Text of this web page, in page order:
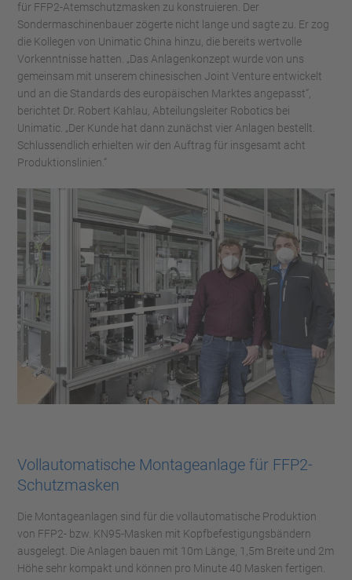
für FFP2-Atemschutzmasken zu konstruieren. Der
Sondermaschinenbauer zögerte nicht lange und sagte zu. Er zog
die Kollegen von Unimatic China hinzu, die bereits wertvolle
Vorkenntnisse hatten. „Das Anlagenkonzept wurde von uns
gemeinsam mit unserem chinesischen Joint Venture entwickelt
und an die Standards des europäischen Marktes angepasst“,
berichtet Dr. Robert Kahlau, Abteilungsleiter Robotics bei
Unimatic. „Der Kunde hat dann zunächst vier Anlagen bestellt.
Schlussendlich erhielten wir den Auftrag für insgesamt acht
Produktionslinien.“
Vollautomatische Montageanlage für FFP2-
Schutzmasken
Die Montageanlagen sind für die vollautomatische Produktion
von FFP2- bzw. KN95-Masken mit Kopfbefestigungsbändern
ausgelegt. Die Anlagen bauen mit 10m Länge, 1,5m Breite und 2m
Höhe sehr kompakt und können pro Minute 40 Masken fertigen.